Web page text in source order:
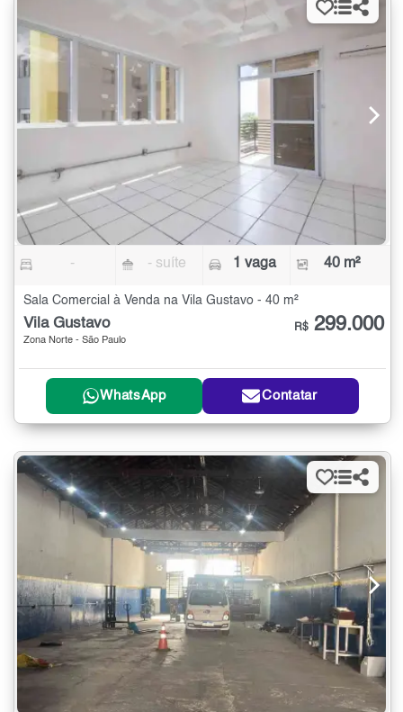
- - suíte 1 vaga 40 m²
Sala Comercial à Venda na Vila Gustavo - 40 m²
Vila Gustavo
Zona Norte - São Paulo
R$ 299.000
WhatsApp Contatar